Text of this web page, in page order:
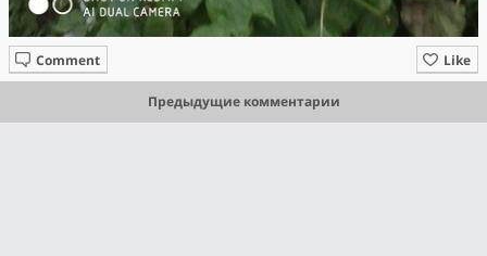
Like
Comment
Предыдущие комментарии